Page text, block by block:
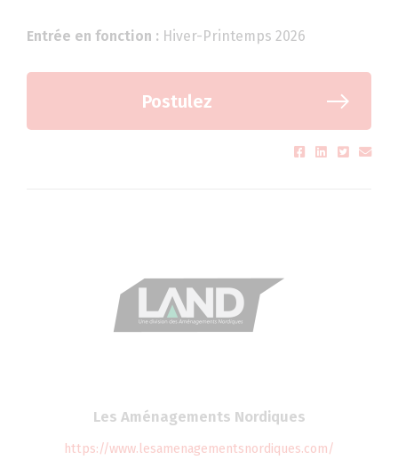
Entrée en fonction : Hiver-Printemps 2026
Postulez
Les Aménagements Nordiques
https://www.lesamenagementsnordiques.com/